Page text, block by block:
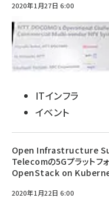
2020年1月27日 6:00
ITインフラ
イベント
Open Infrastructure
Telecomの5Gプラットフ
OpenStack on
2020年1月22日 6:00